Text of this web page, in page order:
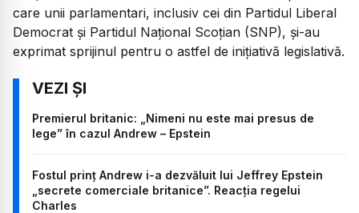
care unii parlamentari, inclusiv cei din Partidul Liberal
Democrat și Partidul Național Scoțian (SNP), și-au
exprimat sprijinul pentru o astfel de inițiativă legislativă.
Premierul britanic: „Nimeni nu este mai presus de
lege” în cazul Andrew – Epstein
Fostul prinț Andrew i-a dezvăluit lui Jeffrey Epstein
„secrete comerciale britanice”. Reacția regelui
Charles